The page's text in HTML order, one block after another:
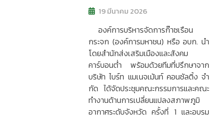
19 มีนาคม 2026
องค์การบริหารจัดการก๊าซเรือน
กระจก (องค์การมหาชน) หรือ อบก. นำ
โดยสำนักส่งเสริมเมืองและสังคม
คาร์บอนต่ำ พร้อมด้วยทีมที่ปรึกษาจาก
บริษัท ไบร์ท แมเนจเม้นท์ คอนซัลติ้ง จํา
กัด ได้จัดประชุมคณะกรรมการและคณะ
ทํางานด้านการเปลี่ยนแปลงสภาพภูมิ
อากาศระดับจังหวัด ครั้งที่ 1 และอบรม